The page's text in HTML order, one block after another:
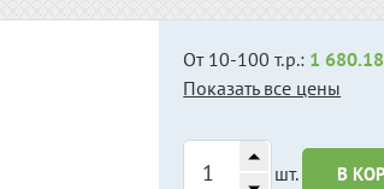
От 10-100 т.р.: 1
Показать все цены
шт. В